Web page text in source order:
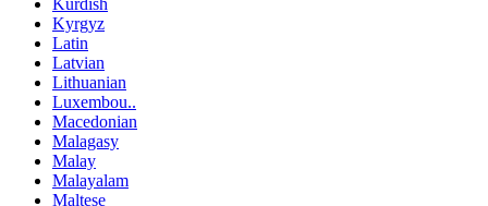
Kurdish
Kyrgyz
Latin
Latvian
Lithuanian
Luxembou..
Macedonian
Malagasy
Malay
Malayalam
Maltese